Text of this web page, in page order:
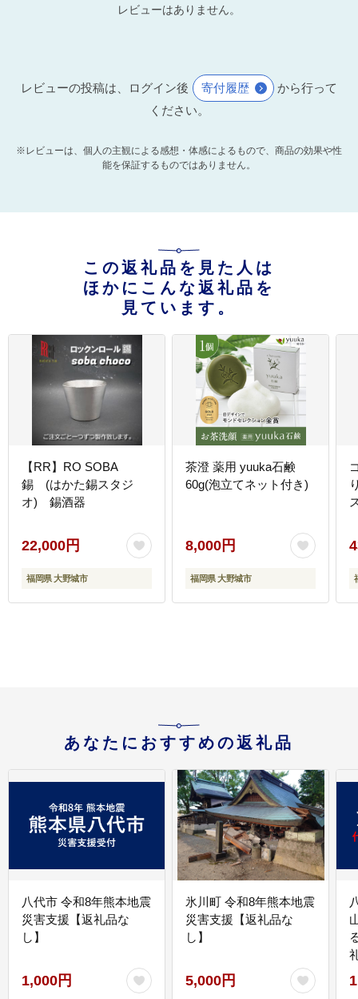
レビューはありません。
レビューの投稿は、ログイン後 寄付履歴
から行って
ください。
※レビューは、個人の主観による感想・体感によるもので、商品の効果や性
能を保証するものではありません。
この返礼品を見た人は
ほかにこんな返礼品を
見ています。
【RR】RO SOBA
錫 (はかた錫スタジ
オ) 錫酒器
22,000円
福岡県 大野城市
茶澄 薬用 yuuka石鹸
60g(泡立てネット付き)
8,000円
福岡県 大野城市
あなたにおすすめの返礼品
八代市 令和8年熊本地震
災害支援【返礼品な
し】
1,000円
氷川町 令和8年熊本地震
災害支援【返礼品な
し】
5,000円